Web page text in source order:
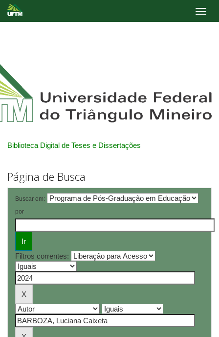
Biblioteca Digital de Teses e Dissertações
Página de Busca
Buscar em:
por
Filtros correntes: